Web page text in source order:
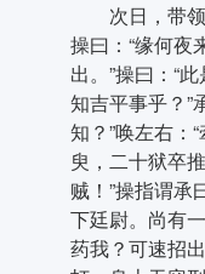
次日，带领
操曰：“缘何夜
出。”操曰：“
知吉平事乎？”
知？”唤左右：
臾，二十狱卒
贼！”操指谓承
下廷尉。尚有
药我？可速招